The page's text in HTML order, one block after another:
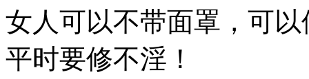
女人可以不带面罩，可
平时要修不淫！